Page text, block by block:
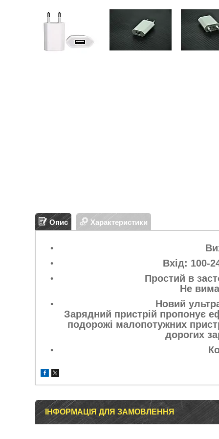
Опис Характеристики
Вхід: 100-
Простий в
Не
Новий
Зарядний пристрій пропонує
подорожі малопотужних
дорогих
ІНФОРМАЦІЯ ДЛЯ ЗАМОВЛЕННЯ